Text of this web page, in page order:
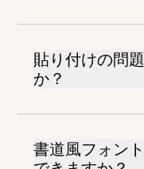
貼り付けの問
か？
書道風フォン